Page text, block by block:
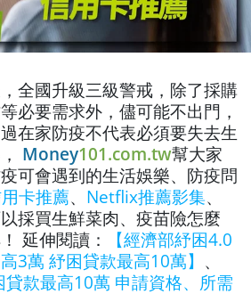
全國升級三級警戒，除了採購
必要需求外，儘可能不出門，
在家防疫不代表必須要失去生
Money101.com.tw幫大家
可會遇到的生活娛樂、防疫問
卡推薦、 Netflix推薦影集、
採買生鮮菜肉、疫苗險怎麼
延伸閱讀：
【經濟部紓困4.0
3萬 紓困貸款最高10萬】 、
貸款最高10萬 申請資格、所需